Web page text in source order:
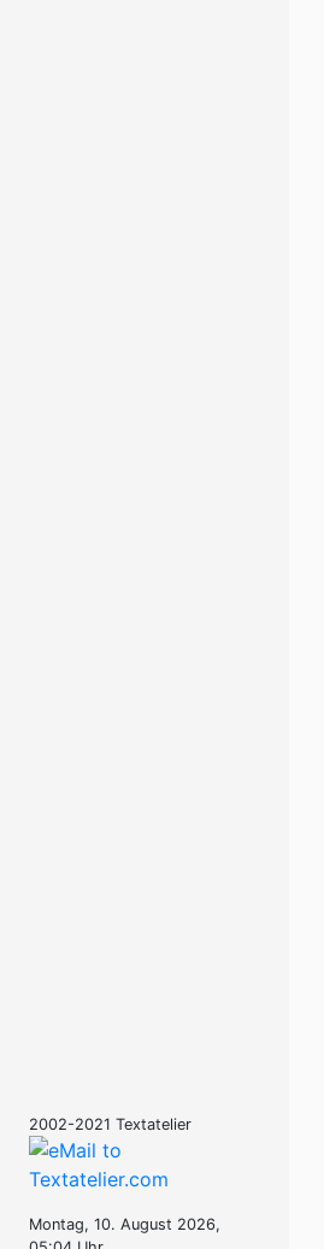
2002-2021 Textatelier
Montag, 10. August 2026,